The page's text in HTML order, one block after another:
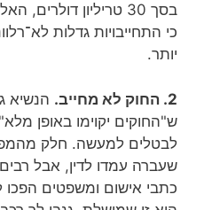
בסך 30 טריליון
כי התחייבויות גדלות
יותר.
2. החוק לא מחייב.
הנשיא
ש"החוקים יקוימו באופן
לבטלים למעשה. חלק
שעברה עמדו לדין, אבל
כתבי אישום ומשפטים הפכו